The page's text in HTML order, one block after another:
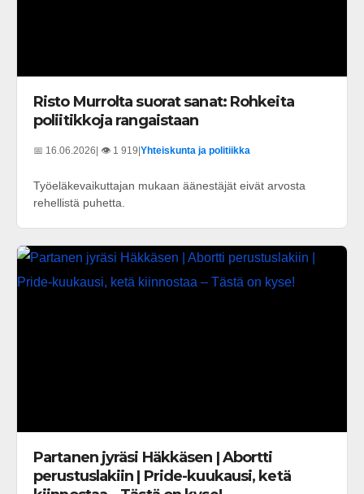
Risto Murrolta suorat sanat: Rohkeita
poliitikkoja rangaistaan
📅 16.06.2026 | 👁️ 1 919 Yhteiskunta ja politiikka
Työeläkevaikuttajan mukaan äänestäjät eivät arvosta
rehellistä puhetta.
Partanen jyräsi Häkkäsen | Abortti
perustuslakiin | Pride-kuukausi, ketä